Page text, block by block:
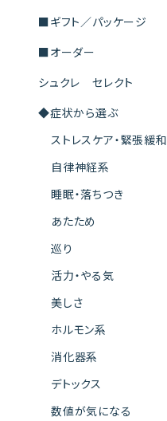
■ギフト／パッケージ
■オーダー
シュクレ セレクト
◆症状から選ぶ
ストレスケア・緊張緩和
自律神経系
睡眠・落ちつき
あたため
巡り
活力・やる気
美しさ
ホルモン系
消化器系
デトックス
数値が気になる